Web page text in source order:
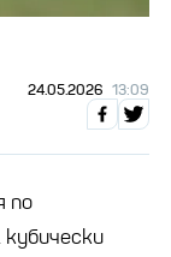
24.05.2026 13:09
по